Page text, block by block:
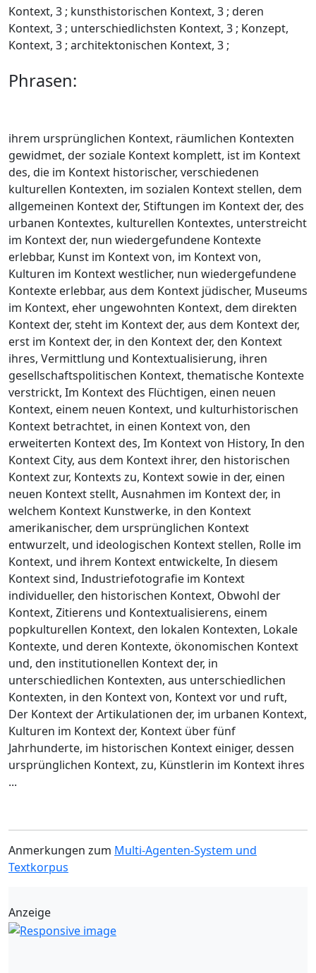
Kontext, 3 ; kunsthistorischen Kontext, 3 ; deren
Kontext, 3 ; unterschiedlichsten Kontext, 3 ; Konzept,
Kontext, 3 ; architektonischen Kontext, 3 ;
Phrasen:
ihrem ursprünglichen Kontext, räumlichen Kontexten
gewidmet, der soziale Kontext komplett, ist im Kontext
des, die im Kontext historischer, verschiedenen
kulturellen Kontexten, im sozialen Kontext stellen, dem
allgemeinen Kontext der, Stiftungen im Kontext der, des
urbanen Kontextes, kulturellen Kontextes, unterstreicht
im Kontext der, nun wiedergefundene Kontexte
erlebbar, Kunst im Kontext von, im Kontext von,
Kulturen im Kontext westlicher, nun wiedergefundene
Kontexte erlebbar, aus dem Kontext jüdischer, Museums
im Kontext, eher ungewohnten Kontext, dem direkten
Kontext der, steht im Kontext der, aus dem Kontext der,
erst im Kontext der, in den Kontext der, den Kontext
ihres, Vermittlung und Kontextualisierung, ihren
gesellschaftspolitischen Kontext, thematische Kontexte
verstrickt, Im Kontext des Flüchtigen, einen neuen
Kontext, einem neuen Kontext, und kulturhistorischen
Kontext betrachtet, in einen Kontext von, den
erweiterten Kontext des, Im Kontext von History, In den
Kontext City, aus dem Kontext ihrer, den historischen
Kontext zur, Kontexts zu, Kontext sowie in der, einen
neuen Kontext stellt, Ausnahmen im Kontext der, in
welchem Kontext Kunstwerke, in den Kontext
amerikanischer, dem ursprünglichen Kontext
entwurzelt, und ideologischen Kontext stellen, Rolle im
Kontext, und ihrem Kontext entwickelte, In diesem
Kontext sind, Industriefotografie im Kontext
individueller, den historischen Kontext, Obwohl der
Kontext, Zitierens und Kontextualisierens, einem
popkulturellen Kontext, den lokalen Kontexten, Lokale
Kontexte, und deren Kontexte, ökonomischen Kontext
und, den institutionellen Kontext der, in
unterschiedlichen Kontexten, aus unterschiedlichen
Kontexten, in den Kontext von, Kontext vor und ruft,
Der Kontext der Artikulationen der, im urbanen Kontext,
Kulturen im Kontext der, Kontext über fünf
Jahrhunderte, im historischen Kontext einiger, dessen
ursprünglichen Kontext, zu, Künstlerin im Kontext ihres
...
Anmerkungen zum Multi-Agenten-System und
Textkorpus
Anzeige